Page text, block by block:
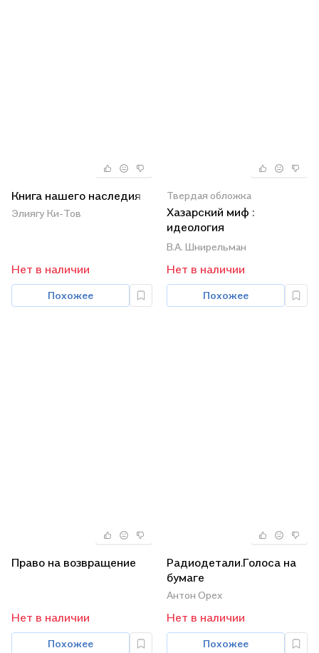
Книга нашего наследия
Элиягу Ки-Тов
Нет в наличии
Похожее
Твердая обложка
Хазарский миф :
идеология
политического
радикализма в России и
ее истоки
В.А. Шнирельман
Нет в наличии
Похожее
Право на возвращение
Нет в наличии
Похожее
Радиодетали.Голоса на
бумаге
Антон Орех
Нет в наличии
Похожее